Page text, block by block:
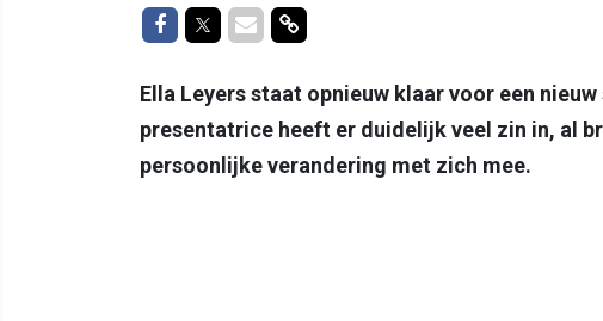
Delen op Facebook
Delen op Twitter
Delen via Mail
Delen via link
Ella Leyers staat opnieuw klaar voor een
presentatrice heeft er duidelijk veel zin in, al
persoonlijke verandering met zich mee.